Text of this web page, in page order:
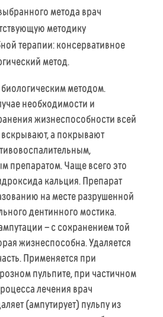
метода врач
методику
терапии: консервативное
метод.
методом.
необходимости и
жизнеспособности всей
а покрывают
препаратом. Чаще всего это
кальция. Препарат
на месте разрушенной
дентинного мостика.
– с сохранением той
жизнеспособна. Удаляется
Применяется при
пульпите, при частичном
лечения врач
(ампутирует) пульпу из